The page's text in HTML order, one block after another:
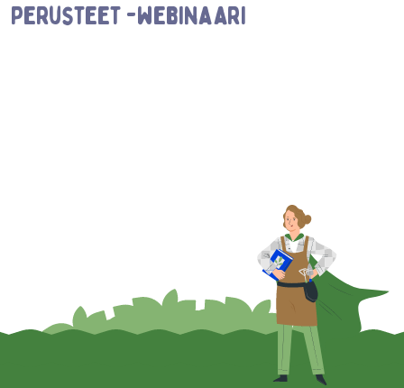
perusteet -webinaari